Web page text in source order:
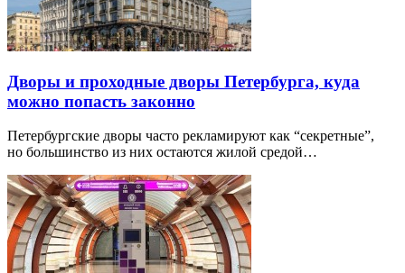
Дворы и проходные дворы Петербурга, куда
можно попасть законно
Петербургские дворы часто рекламируют как “секретные”,
но большинство из них остаются жилой средой…